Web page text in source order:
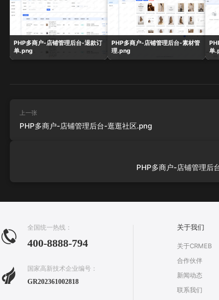
PHP多商户-店铺管理后台-退款订
单.png
PHP多商户-店铺管理后台-素材管
理.png
单
上一张
PHP多商户-店铺管理后台-逛逛社区.png
PHP多商户-店铺管理后
全国统一热线：
400-8888-794
国家高新技术企业编号：
GR202361002818
关于我们
关于CRMEB
合作伙伴
新闻动态
联系我们